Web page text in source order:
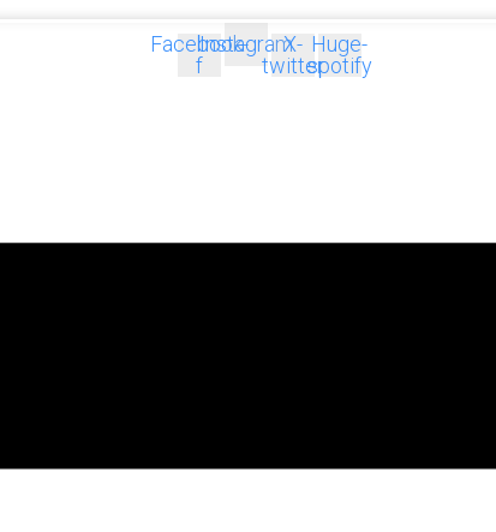
Facebook-
f
InstagramX-
twitter
Huge-
spotify